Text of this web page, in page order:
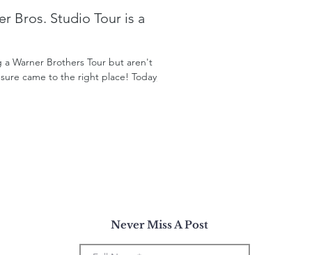
Bros. Studio Tour is a
Warner Brothers Tour but aren't
came to the right place! Today,
Never Miss A Post